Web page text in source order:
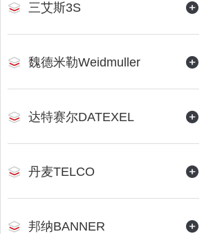
三艾斯3S
魏德米勒Weidmuller
达特赛尔DATEXEL
丹麦TELCO
邦纳BANNER